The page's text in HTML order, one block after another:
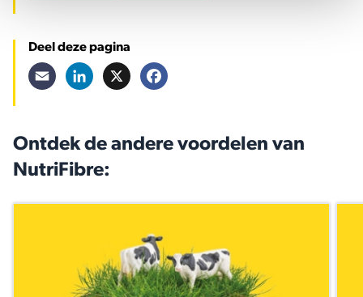
Deel deze pagina
Email LinkedIn
Ontdek de andere voordelen van
NutriFibre: